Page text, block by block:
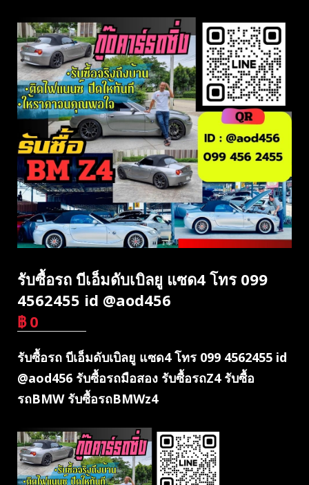
รับซื้อรถ บีเอ็มดับเบิลยู แซด4 โทร 099
4562455 id @aod456
฿ 0
รับซื้อรถ บีเอ็มดับเบิลยู แซด4 โทร 099 4562455 id
@aod456 รับซื้อรถมือสอง รับซื้อรถZ4 รับซื้อ
รถBMW รับซื้อรถBMWz4